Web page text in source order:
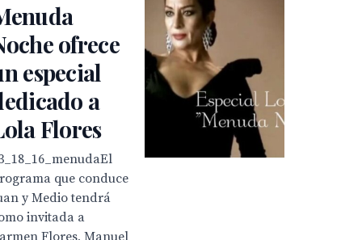
ofrece
especial
a
Flores
que conduce
y Medio tendrá
invitada a
Flores, Manuel